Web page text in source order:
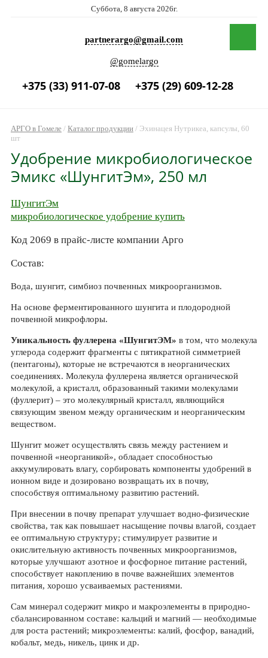
Суббота, 8 августа 2026г.
partnerargo@gmail.com
@gomelargo
+375 (33) 911-07-08 +375 (29) 609-12-28
АРГО в Гомеле/ Каталог продукции/ Эхинацея Нутрикеа, капсулы, 60
шт
Удобрение микробиологическое
Эмикс «ШунгитЭм», 250 мл
ШунгитЭм
микробиологическое удобрение купить
Код 2069 в прайс-листе компании Арго
Состав:
Вода, шунгит, симбиоз почвенных микроорганизмов.
На основе ферментированного шунгита и плодородной
почвенной микрофлоры.
Уникальность фуллерена «ШунгитЭМ» в том, что молекула
углерода содержит фрагменты с пятикратной симметрией
(пентагоны), которые не встречаются в неорганических
соединениях. Молекула фуллерена является органической
молекулой, а кристалл, образованный такими молекулами
(фуллерит) – это молекулярный кристалл, являющийся
связующим звеном между органическим и неорганическим
веществом.
Шунгит может осуществлять связь между растением и
почвенной «неорганикой», обладает способностью
аккумулировать влагу, сорбировать компоненты удобрений в
ионном виде и дозировано возвращать их в почву,
способствуя оптимальному развитию растений.
При внесении в почву препарат улучшает водно-физические
свойства, так как повышает насыщение почвы влагой, создает
ее оптимальную структуру; стимулирует развитие и
окислительную активность почвенных микроорганизмов,
которые улучшают азотное и фосфорное питание растений,
способствует накоплению в почве важнейших элементов
питания, хорошо усваиваемых растениями.
Сам минерал содержит микро и макроэлементы в природно-
сбалансированном составе: кальций и магний — необходимые
для роста растений; микроэлементы: калий, фосфор, ванадий,
кобальт, медь, никель, цинк и др.